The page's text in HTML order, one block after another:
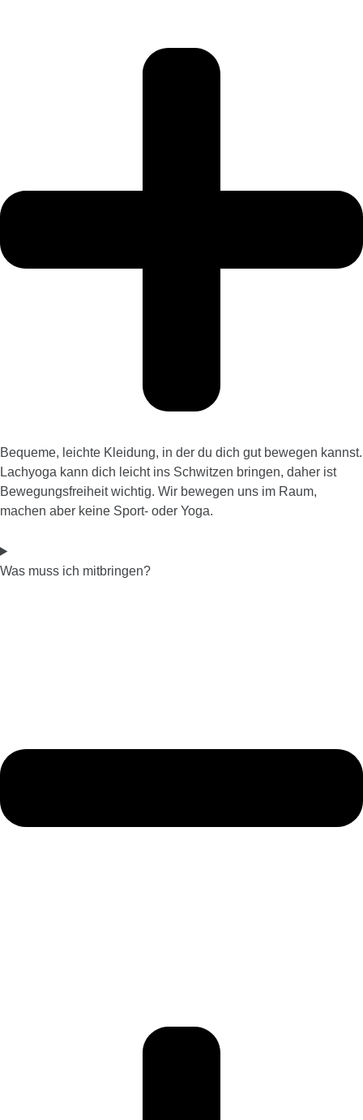
Bequeme, leichte Kleidung, in der du dich gut bewegen kannst.
Lachyoga kann dich leicht ins Schwitzen bringen, daher ist
Bewegungsfreiheit wichtig. Wir bewegen uns im Raum,
machen aber keine Sport- oder Yoga.
Was muss ich mitbringen?